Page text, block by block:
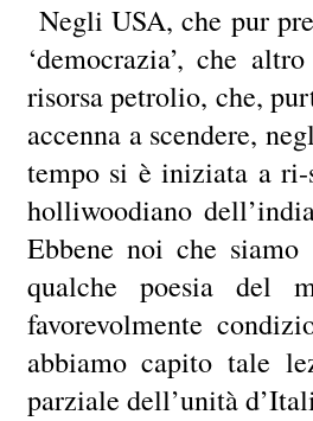
Negli USA, che pur
‘democrazia’, che
risorsa petrolio, che,
accenna a scendere,
tempo si è iniziata a
holliwoodiano
Ebbene noi che
qualche poesia del
favorevolmente
abbiamo capito tale
parziale dell’unità